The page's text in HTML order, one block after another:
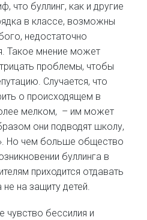
что буллинг, как и другие
в классе, возможны
недостаточно
Такое мнение может
проблемы, чтобы
Случается, что
о происходящем в
мелком, – им может
они подводят школу,
Но чем больше общество
буллинга в
приходится отдавать
на защиту детей.
чувство бессилия и